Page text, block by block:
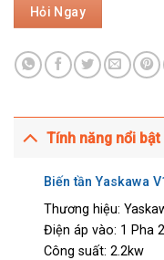
Tính năng nổi bật
Biến tần Yaskawa
Thương hiệu:
Điện áp vào: 1 Pha
Công suất: 2.2kw